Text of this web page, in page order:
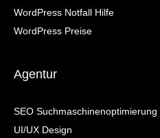
WordPress Notfall Hilfe
WordPress Preise
Agentur
SEO Suchmaschinenoptimierung
UI/UX Design